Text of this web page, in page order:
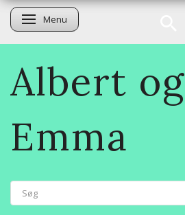
Skifte navigation
Menu
Albert og
Emma